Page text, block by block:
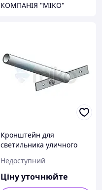
КОМПАНІЯ "МІКО"
Кронштейн для
светильника уличного
К1П.Г120.0,4
Недоступний
Ціну уточнюйте